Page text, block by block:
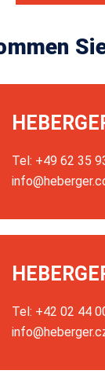
Tel: +49 62 35
Tel: +42 02 44